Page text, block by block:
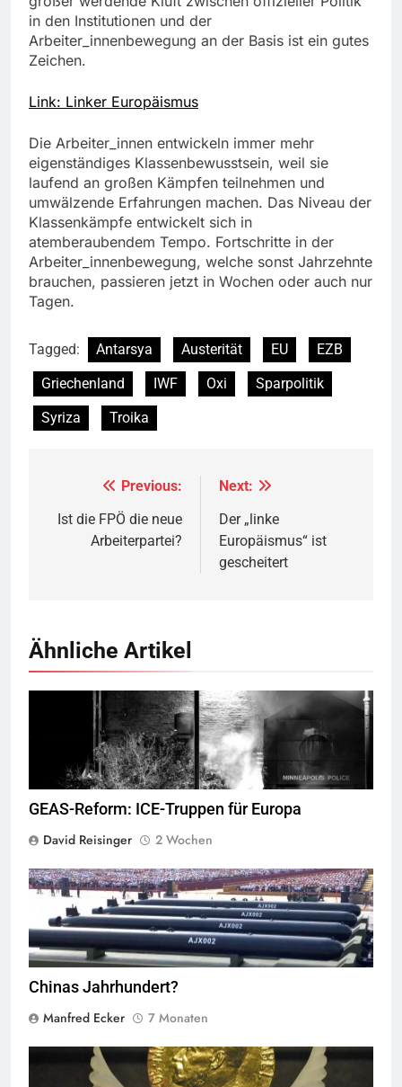
in den Institutionen und der
Arbeiter_innenbewegung an der Basis ist ein gutes
Zeichen.
Link: Linker Europäismus
Die Arbeiter_innen entwickeln immer mehr
eigenständiges Klassenbewusstsein, weil sie
laufend an großen Kämpfen teilnehmen und
umwälzende Erfahrungen machen. Das Niveau der
Klassenkämpfe entwickelt sich in
atemberaubendem Tempo. Fortschritte in der
Arbeiter_innenbewegung, welche sonst Jahrzehnte
brauchen, passieren jetzt in Wochen oder auch nur
Tagen.
Tagged: Antarsya Austerität EU
EZB
Griechenland
IWF Oxi
Sparpolitik
Syriza
Troika
Beitragsnavigation
Previous:
Ist die FPÖ die neue
Arbeiterpartei?
Next:
Der „linke
Europäismus“ ist
gescheitert
Ähnliche Artikel
George Floyd Aufstand © Chad Davis.jpg
GEAS-Reform: ICE-Truppen für Europa
David Reisinger
2 Wochen
Neue Waffen bei der Militärparade in Peking 2025,Quelle©CC-BY-
SA-4.0
Chinas Jahrhundert?
Manfred Ecker
7 Monaten
Quelle© CC-BY-SA-4.0